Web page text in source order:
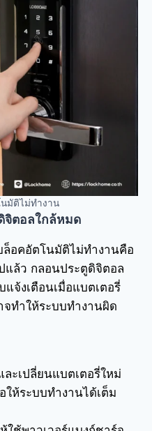
มัติไม่ทำงาน
จิตอลใกล้หมด
ล็อคอัตโนมัติไม่ทำงานคือ
แล้ว กลอนประตูดิจิตอล
จ้งเตือนเมื่อแบตเตอรี่
ทำให้ระบบทำงานผิด
ะเปลี่ยนแบตเตอรี่ใหม่
ห้ระบบทำงานได้เต็ม